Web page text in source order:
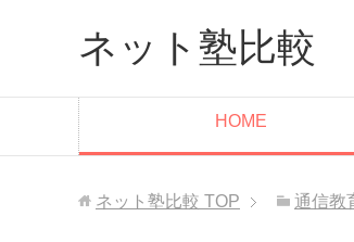
ネット塾比較
HOME
ネット塾比較 TOP 通信教